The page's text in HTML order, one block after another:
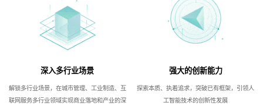
深入多行业场景
解锁多行业场景，在城市管理、工业制造、互
联网服务多行业领域实现商业落地和产业的深
强大的创新能力
探索本质、执着追求，突破已有框架，引领人
工智能技术的创新性发展